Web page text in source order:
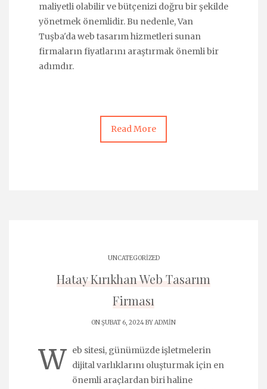
maliyetli olabilir ve bütçenizi doğru bir şekilde
yönetmek önemlidir. Bu nedenle, Van
Tuşba'da web tasarım hizmetleri sunan
firmaların fiyatlarını araştırmak önemli bir
adımdır.
Read More
UNCATEGORIZED
Hatay Kırıkhan Web Tasarım
Firması
ON ŞUBAT 6, 2024 BYADMIN
W
eb sitesi, günümüzde işletmelerin
dijital varlıklarını oluşturmak için en
önemli araçlardan biri haline